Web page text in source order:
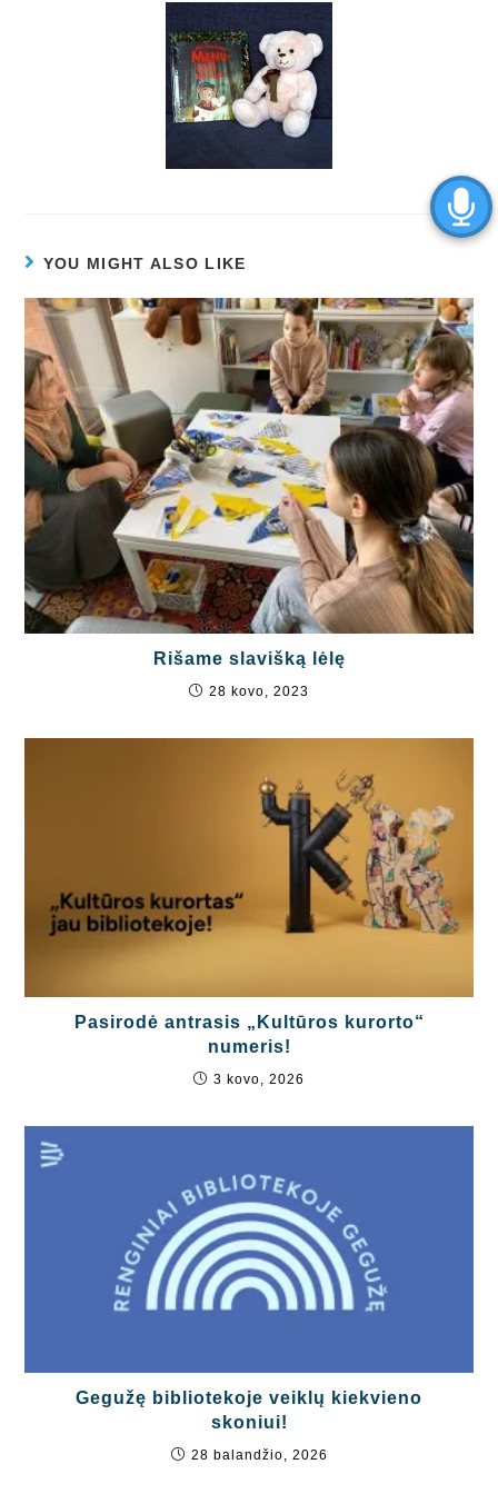
YOU MIGHT ALSO LIKE
Rišame slavišką lėlę
28 kovo, 2023
Pasirodė antrasis „Kultūros kurorto“
numeris!
3 kovo, 2026
Gegužę bibliotekoje veiklų kiekvieno
skoniui!
28 balandžio, 2026